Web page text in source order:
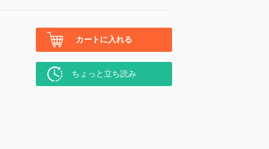
カートに入れる
ちょっと立ち読み